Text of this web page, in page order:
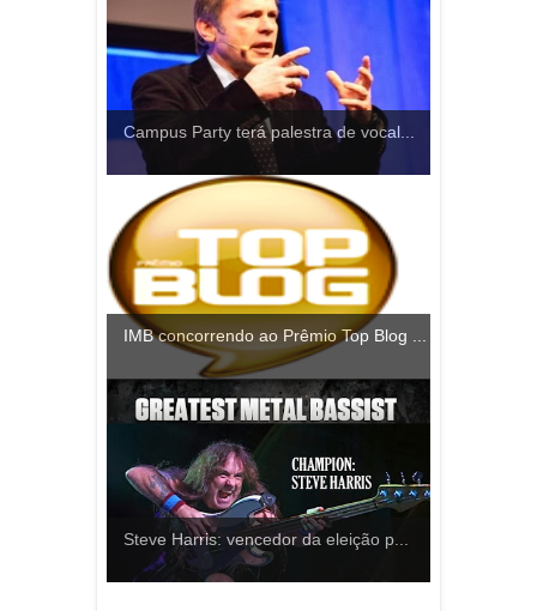
Campus Party terá palestra de vocal...
IMB concorrendo ao Prêmio Top Blog ...
Steve Harris: vencedor da eleição p...